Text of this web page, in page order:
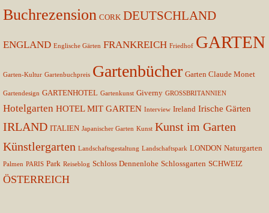
Buchrezension CORK DEUTSCHLAND
ENGLAND Englische Gärten FRANKREICH Friedhof GARTEN
Garten-Kultur Gartenbuchpreis Gartenbücher Garten Claude Monet
Gartendesign GARTENHOTEL Gartenkunst Giverny GROSSBRITANNIEN
Hotelgarten HOTEL MIT GARTEN Interview Ireland Irische Gärten
IRLAND ITALIEN Japanischer Garten Kunst Kunst im Garten
Künstlergarten Landschaftsgestaltung Landschaftspark LONDON Naturgarten
Palmen PARIS Park Reiseblog Schloss Dennenlohe Schlossgarten SCHWEIZ
ÖSTERREICH